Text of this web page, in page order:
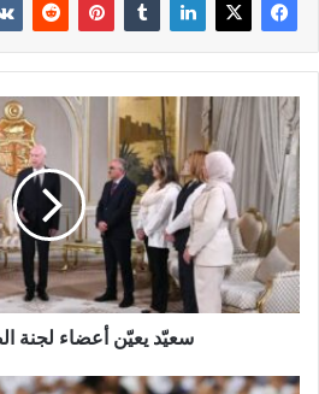
سعيّد يعيّن أعضاء لجنة